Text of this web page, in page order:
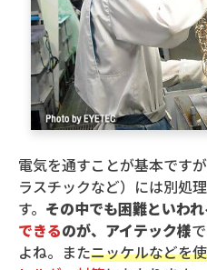
電気を通すことが基本です
ラスチックなど）には別処
す。 その中でも困難といわれ
できるのが、アイテック様
よね。またニッケルなどを